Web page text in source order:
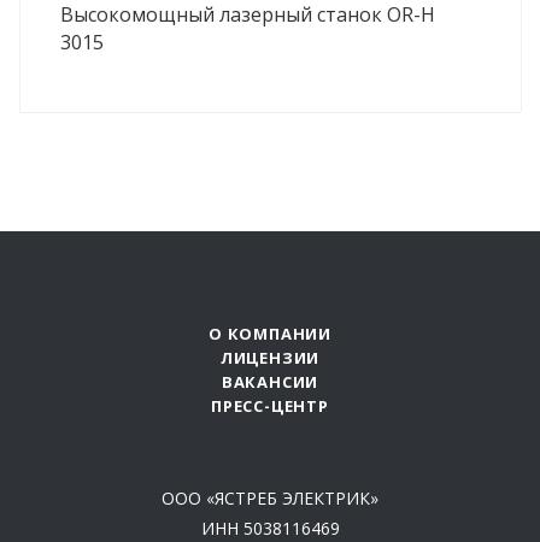
Высокомощный лазерный станок OR-H
3015
О КОМПАНИИ
ЛИЦЕНЗИИ
ВАКАНСИИ
ПРЕСС-ЦЕНТР
ООО «ЯСТРЕБ ЭЛЕКТРИК»
ИНН 5038116469